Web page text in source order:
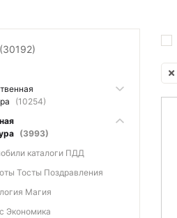
(30192)
(10254)
(3993)
каталоги ПДД
Тосты Поздравления
Магия
Экономика